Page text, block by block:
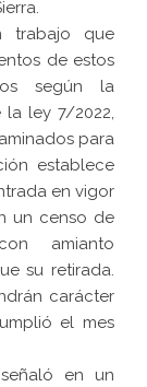
trabajo que
de estos
según la
ley 7/2022,
para
establece
en vigor
un censo de
amianto
su retirada.
carácter
el mes
en un